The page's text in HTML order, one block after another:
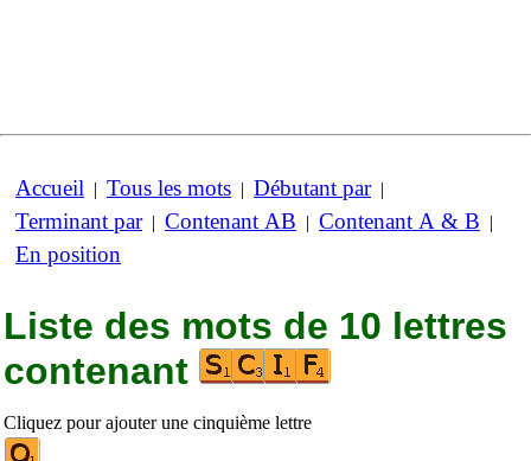
Accueil | Tous les mots | Débutant par|
Terminant par| Contenant AB | Contenant A & B |
En position
Liste des mots de 10 lettres
contenant
Cliquez pour ajouter une cinquième lettre